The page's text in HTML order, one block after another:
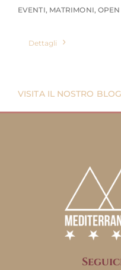
EVENTI, MATRIMONI,
Dettagli
VISITA IL NOSTRO BLOG